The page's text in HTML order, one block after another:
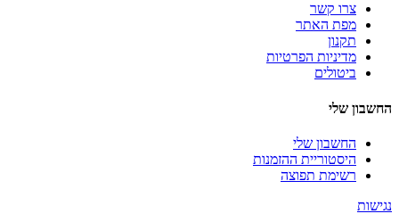
צרו קשר
מפת האתר
תקנון
מדיניות הפרטיות
ביטולים
החשבון שלי
החשבון שלי
היסטוריית ההזמנות
רשימת תפוצה
נגישות